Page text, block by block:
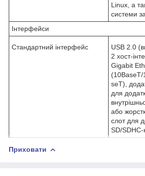
Linux, а
системи
Інтерфейси
Стандартний інтерфейс
USB 2.0
2 хост-
Gigabit
(10BaseT/
seT),
для
або
слот для
SD/SDHC-
Приховати